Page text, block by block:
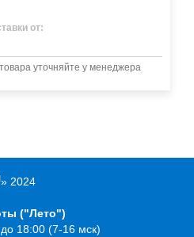
от:
уточняйте у менеджера
» 2024
("Лето")
18:00 (7-16 мск)